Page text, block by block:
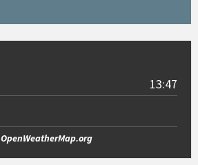
13:47
OpenWeatherMap.org